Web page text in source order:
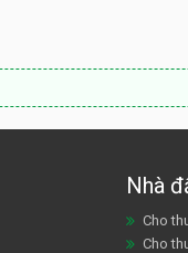
Nhà
Cho
Cho